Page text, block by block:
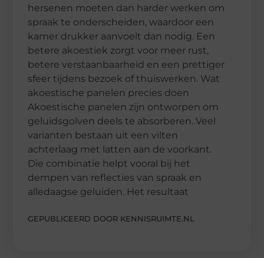
hersenen moeten dan harder werken om
spraak te onderscheiden, waardoor een
kamer drukker aanvoelt dan nodig. Een
betere akoestiek zorgt voor meer rust,
betere verstaanbaarheid en een prettiger
sfeer tijdens bezoek of thuiswerken. Wat
akoestische panelen precies doen
Akoestische panelen zijn ontworpen om
geluidsgolven deels te absorberen. Veel
varianten bestaan uit een vilten
achterlaag met latten aan de voorkant.
Die combinatie helpt vooral bij het
dempen van reflecties van spraak en
alledaagse geluiden. Het resultaat
GEPUBLICEERD DOOR KENNISRUIMTE.NL